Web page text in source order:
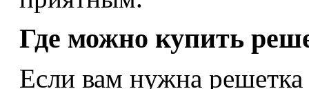
Где можно купить
Если вам нужна